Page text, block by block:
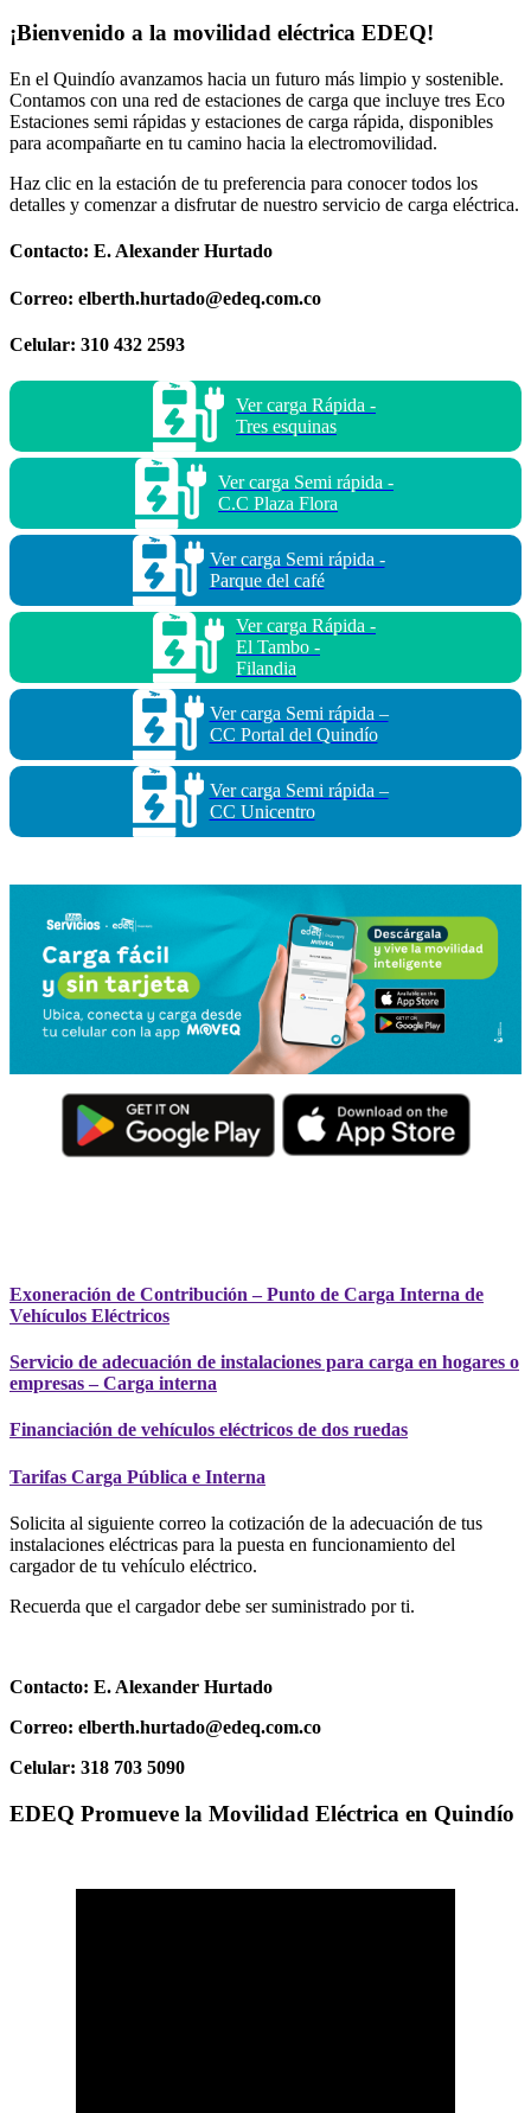
¡Bienvenido a la movilidad eléctrica EDEQ!
En el Quindío avanzamos hacia un futuro más limpio y sostenible.
Contamos con una red de estaciones de carga que incluye tres Eco
Estaciones semi rápidas y estaciones de carga rápida, disponibles
para acompañarte en tu camino hacia la electromovilidad.
Haz clic en la estación de tu preferencia para conocer todos los
detalles y comenzar a disfrutar de nuestro servicio de carga eléctrica.
Contacto: E. Alexander Hurtado
Correo: elberth.hurtado@edeq.com.co
Celular: 310 432 2593
Ver carga Rápida -
Tres esquinas
Ver carga Semi rápida -
C.C Plaza Flora
Ver carga Semi rápida -
Parque del café
Ver carga Rápida -
El Tambo -
Filandia
Ver carga Semi rápida –
CC Portal del Quindío
Ver carga Semi rápida –
CC Unicentro
Exoneración de Contribución – Punto de Carga Interna de
Vehículos Eléctricos
Servicio de adecuación de instalaciones para carga en hogares o
empresas – Carga interna
Financiación de vehículos eléctricos de dos ruedas
Tarifas Carga Pública e Interna
Solicita al siguiente correo la cotización de la adecuación de tus
instalaciones eléctricas para la puesta en funcionamiento del
cargador de tu vehículo eléctrico.
Recuerda que el cargador debe ser suministrado por ti.
Contacto: E. Alexander Hurtado
Correo: elberth.hurtado@edeq.com.co
Celular: 318 703 5090
EDEQ Promueve la Movilidad Eléctrica en Quindío